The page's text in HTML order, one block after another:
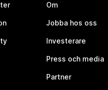
Om
Jobba hos oss
Investerare
Press och media
Partner